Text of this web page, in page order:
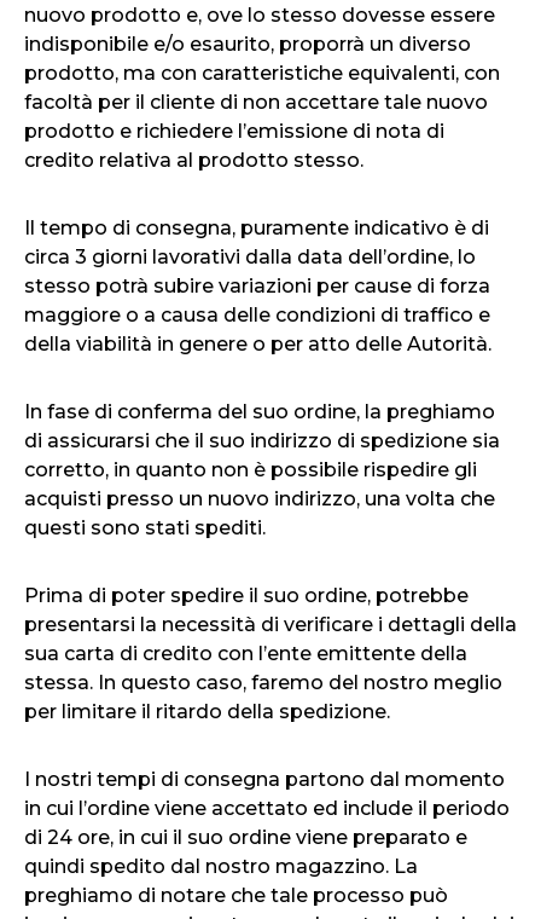
nuovo prodotto e, ove lo stesso dovesse essere
indisponibile e/o esaurito, proporrà un diverso
prodotto, ma con caratteristiche equivalenti, con
facoltà per il cliente di non accettare tale nuovo
prodotto e richiedere l’emissione di nota di
credito relativa al prodotto stesso.
Il tempo di consegna, puramente indicativo è di
circa 3 giorni lavorativi dalla data dell’ordine, lo
stesso potrà subire variazioni per cause di forza
maggiore o a causa delle condizioni di traffico e
della viabilità in genere o per atto delle Autorità.
In fase di conferma del suo ordine, la preghiamo
di assicurarsi che il suo indirizzo di spedizione sia
corretto, in quanto non è possibile rispedire gli
acquisti presso un nuovo indirizzo, una volta che
questi sono stati spediti.
Prima di poter spedire il suo ordine, potrebbe
presentarsi la necessità di verificare i dettagli della
sua carta di credito con l’ente emittente della
stessa. In questo caso, faremo del nostro meglio
per limitare il ritardo della spedizione.
I nostri tempi di consegna partono dal momento
in cui l’ordine viene accettato ed include il periodo
di 24 ore, in cui il suo ordine viene preparato e
quindi spedito dal nostro magazzino. La
preghiamo di notare che tale processo può